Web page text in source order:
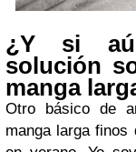
¿Y si
solución
manga
Otro básico de
manga larga finos